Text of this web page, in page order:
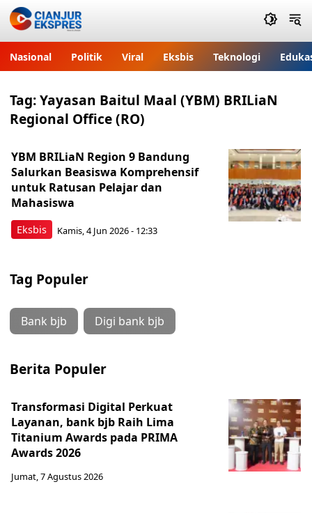
Nasional Politik Viral Eksbis Teknologi
Tag:Yayasan Baitul Maal (YBM) BRILiaN
Regional Office (RO)
Eksbis
YBM BRILiaN Region 9 Bandung
Salurkan Beasiswa Komprehensif
untuk Ratusan Pelajar dan
Mahasiswa
Kamis, 4 Jun 2026 - 12:33
Tag Populer
Bank bjb Digi bank bjb
Berita Populer
Transformasi Digital Perkuat
Layanan, bank bjb Raih Lima
Titanium Awards pada PRIMA
Awards 2026
Jumat, 7 Agustus 2026